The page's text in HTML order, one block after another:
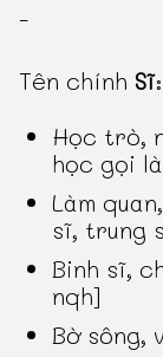
-
Tên chính Sĩ:
Học trò,
học gọi
Làm
sĩ, trung
Binh sĩ,
nqh]
Bờ sông,